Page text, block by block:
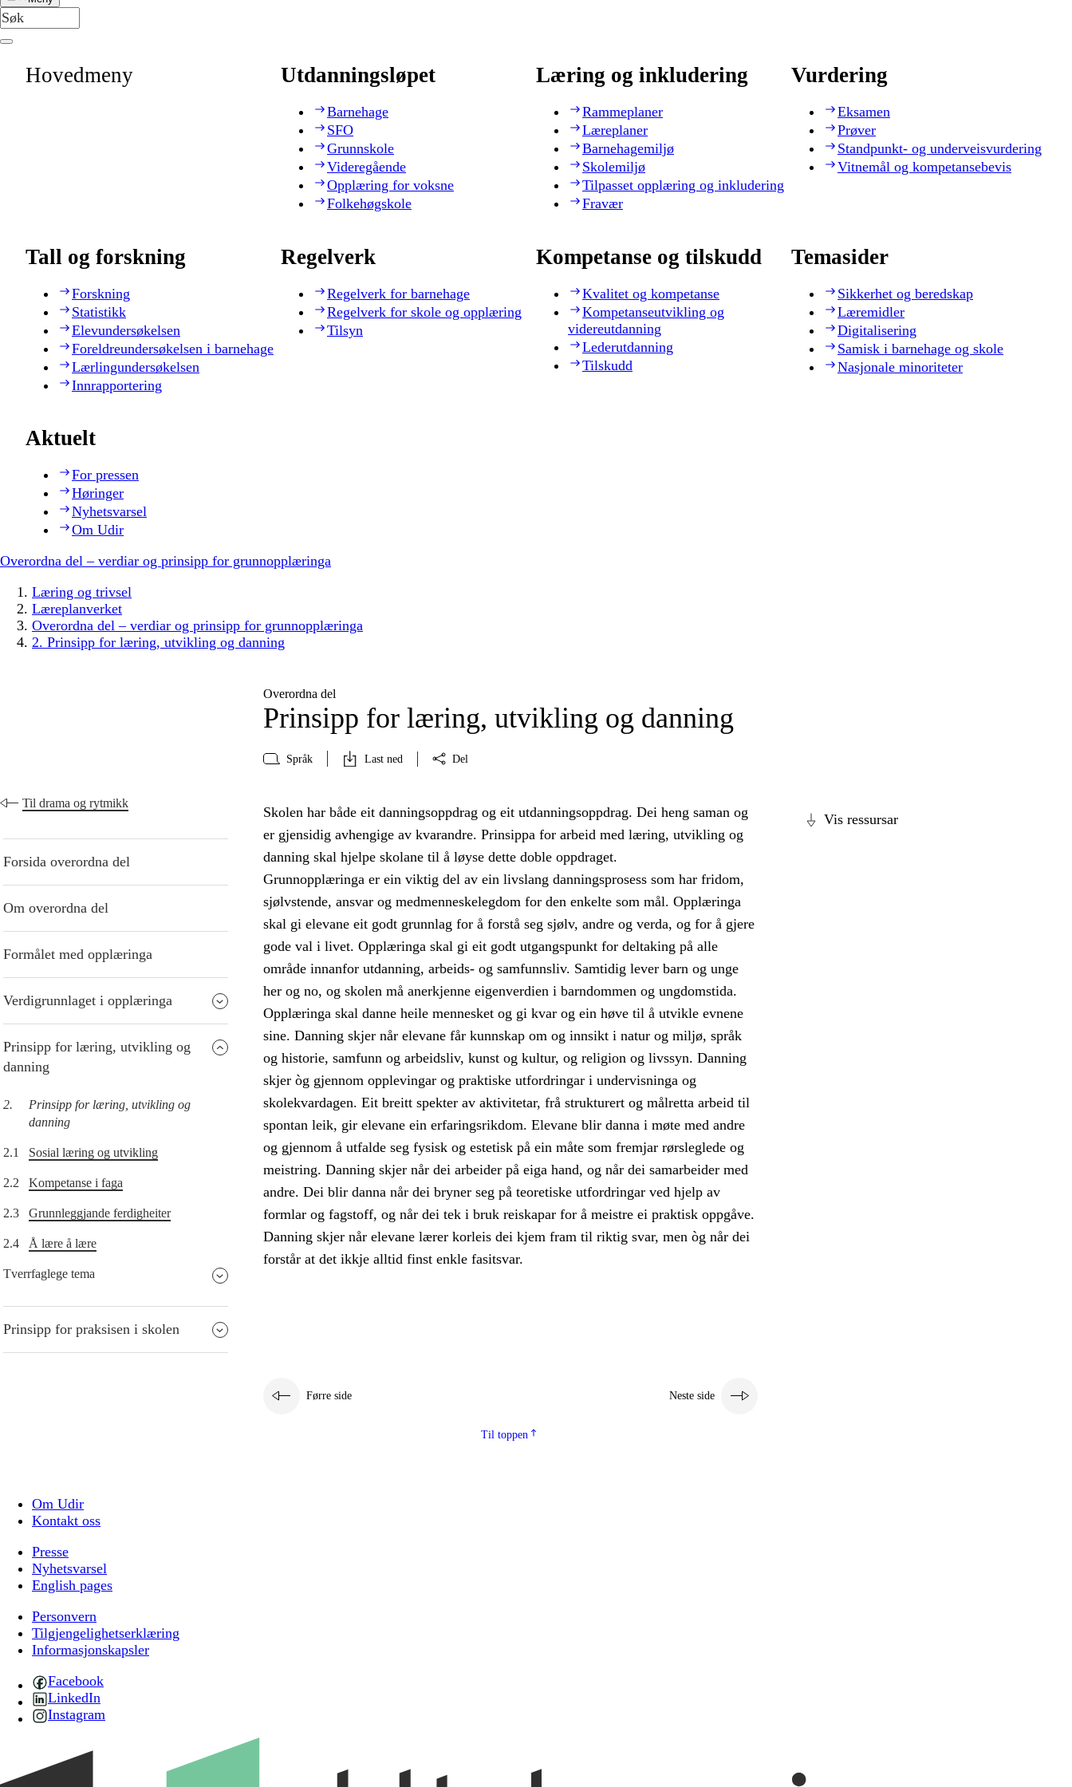
Hovedmeny Utdanningsløpet
Barnehage
SFO
Grunnskole
Videregående
Opplæring for voksne
Folkehøgskole
Læring og inkludering
Rammeplaner
Læreplaner
Barnehagemiljø
Skolemiljø
Tilpasset opplæring og inkludering
Fravær
Vurdering
Eksamen
Prøver
Standpunkt- og underveisvurdering
Vitnemål og kompetansebevis
Tall og forskning
Forskning
Statistikk
Elevundersøkelsen
Foreldreundersøkelsen i barnehage
Lærlingundersøkelsen
Innrapportering
Regelverk
Regelverk for barnehage
Regelverk for skole og opplæring
Tilsyn
Kompetanse og tilskudd
Kvalitet og kompetanse
Kompetanseutvikling og
videreutdanning
Lederutdanning
Tilskudd
Temasider
Sikkerhet og beredskap
Læremidler
Digitalisering
Samisk i barnehage og skole
Nasjonale minoriteter
Aktuelt
For pressen
Høringer
Nyhetsvarsel
Om Udir
Overordna del – verdiar og prinsipp for grunnopplæringa
Læring og trivsel
Læreplanverket
Overordna del – verdiar og prinsipp for grunnopplæringa
2. Prinsipp for læring, utvikling og danning
Overordna del
Prinsipp for læring, utvikling og danning
Språk Last ned Del
Til drama og rytmikk
Forsida overordna del
Om overordna del
Formålet med opplæringa
Verdigrunnlaget i opplæringa
Prinsipp for læring, utvikling og
danning
2.
Prinsipp for læring, utvikling og
danning
2.1 Sosial læring og utvikling
2.2 Kompetanse i faga
2.3 Grunnleggjande ferdigheiter
2.4 Å lære å lære
Tverrfaglege tema
Prinsipp for praksisen i skolen
Vis ressursar
Skolen har både eit danningsoppdrag og eit utdanningsoppdrag. Dei heng saman og
er gjensidig avhengige av kvarandre. Prinsippa for arbeid med læring, utvikling og
danning skal hjelpe skolane til å løyse dette doble oppdraget.
Grunnopplæringa er ein viktig del av ein livslang danningsprosess som har fridom,
sjølvstende, ansvar og medmenneskelegdom for den enkelte som mål. Opplæringa
skal gi elevane eit godt grunnlag for å forstå seg sjølv, andre og verda, og for å gjere
gode val i livet. Opplæringa skal gi eit godt utgangspunkt for deltaking på alle
område innanfor utdanning, arbeids- og samfunnsliv. Samtidig lever barn og unge
her og no, og skolen må anerkjenne eigenverdien i barndommen og ungdomstida.
Opplæringa skal danne heile mennesket og gi kvar og ein høve til å utvikle evnene
sine. Danning skjer når elevane får kunnskap om og innsikt i natur og miljø, språk
og historie, samfunn og arbeidsliv, kunst og kultur, og religion og livssyn. Danning
skjer òg gjennom opplevingar og praktiske utfordringar i undervisninga og
skolekvardagen. Eit breitt spekter av aktivitetar, frå strukturert og målretta arbeid til
spontan leik, gir elevane ein erfaringsrikdom. Elevane blir danna i møte med andre
og gjennom å utfalde seg fysisk og estetisk på ein måte som fremjar rørsleglede og
meistring. Danning skjer når dei arbeider på eiga hand, og når dei samarbeider med
andre. Dei blir danna når dei bryner seg på teoretiske utfordringar ved hjelp av
formlar og fagstoff, og når dei tek i bruk reiskapar for å meistre ei praktisk oppgåve.
Danning skjer når elevane lærer korleis dei kjem fram til riktig svar, men òg når dei
forstår at det ikkje alltid finst enkle fasitsvar.
Førre side Neste side
Til toppen
Om Udir
Kontakt oss
Presse
Nyhetsvarsel
English pages
Personvern
Tilgjengelighetserklæring
Informasjonskapsler
Facebook
LinkedIn
Instagram